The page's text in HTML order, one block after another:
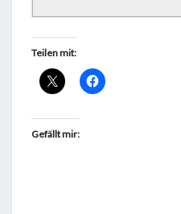
Teilen mit:
Gefällt mir: